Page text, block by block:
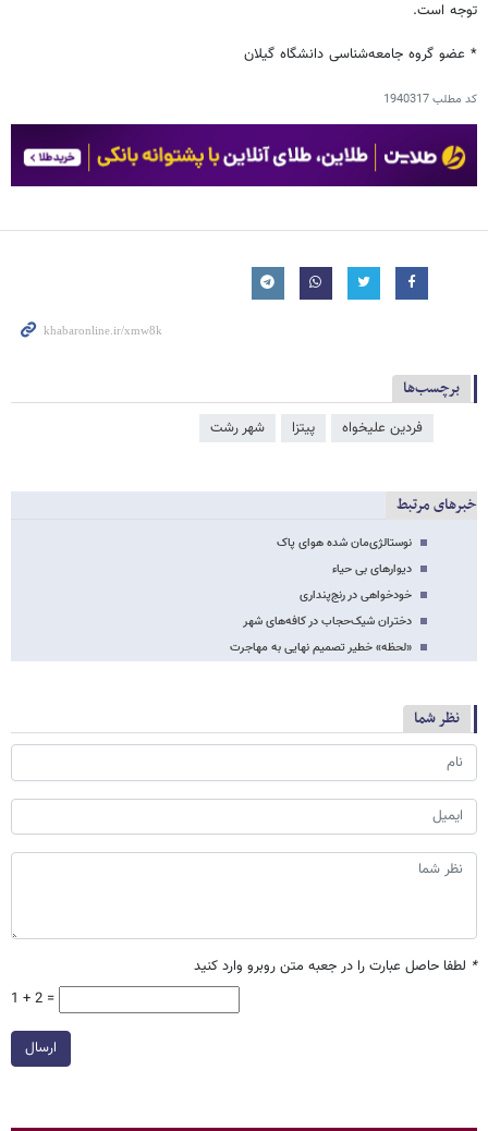
توجه است.
* عضو گروه جامعه‌شناسی دانشگاه گیلان
کد مطلب1940317
برچسب‌ها
فردین علیخواه پیتزا شهر رشت
خبرهای مرتبط
نوستالژی‌مان شده هوای پاک
دیوارهای بی حیاء
خودخواهی در رنج‌پنداری
دختران شیک‌حجاب در کافه‌های شهر
«لحظه» خطیر تصمیم نهایی به مهاجرت
نظر شما
* لطفا حاصل عبارت را در جعبه متن روبرو وارد کنید
1 + 2 =
ارسال